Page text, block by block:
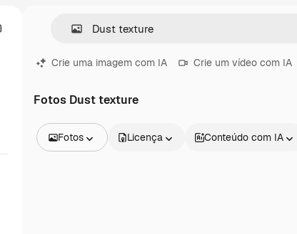
Crie uma imagem com IA Crie um vídeo com IA
Fotos Dust texture
Fotos Licença Conteúdo com IA